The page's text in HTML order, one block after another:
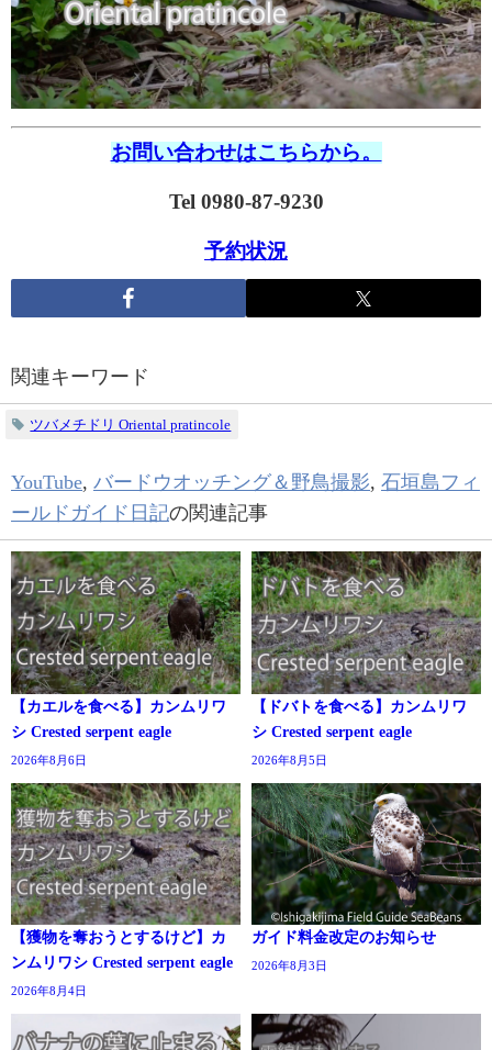
お問い合わせはこちらから。
Tel 0980-87-9230
予約状況
関連キーワード
ツバメチドリ Oriental pratincole
YouTube, バードウオッチング＆野鳥撮影, 石垣島フィ
ールドガイド日記の関連記事
【カエルを食べる】カンムリワ
シ Crested serpent eagle
2026年8月6日
【ドバトを食べる】カンムリワ
シ Crested serpent eagle
2026年8月5日
【獲物を奪おうとするけど】カ
ンムリワシ Crested serpent eagle
2026年8月4日
ガイド料金改定のお知らせ
2026年8月3日